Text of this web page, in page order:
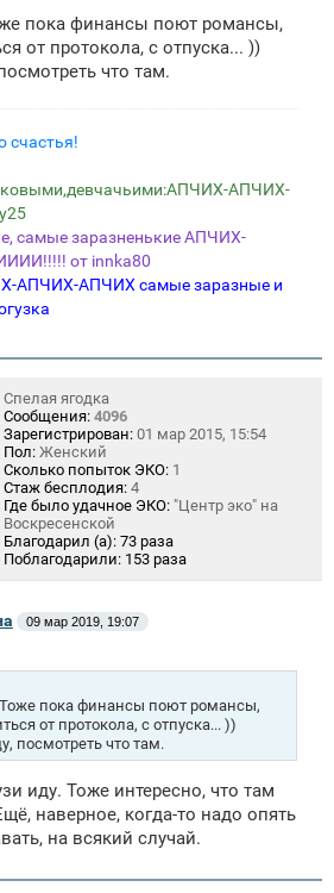
пока финансы поют романсы,
от протокола, с отпуска... ))
что там.
счастья!
АПЧИХ-
самые заразненькие АПЧИХ-
от innka80
АПЧИХ-АПЧИХ самые заразные и
Спелая ягодка
Сообщения: 4096
Зарегистрирован: 01 мар 2015, 15:54
Пол: Женский
Сколько попыток ЭКО: 1
Стаж бесплодия: 4
Где было удачное ЭКО: "Центр эко" на
Воскресенской
Благодарил (а): 73 раза
Поблагодарили: 153 раза
09 мар 2019, 19:07
пока финансы поют романсы,
от протокола, с отпуска... ))
посмотреть что там.
иду. Тоже интересно, что там
наверное, когда-то надо опять
на всякий случай.